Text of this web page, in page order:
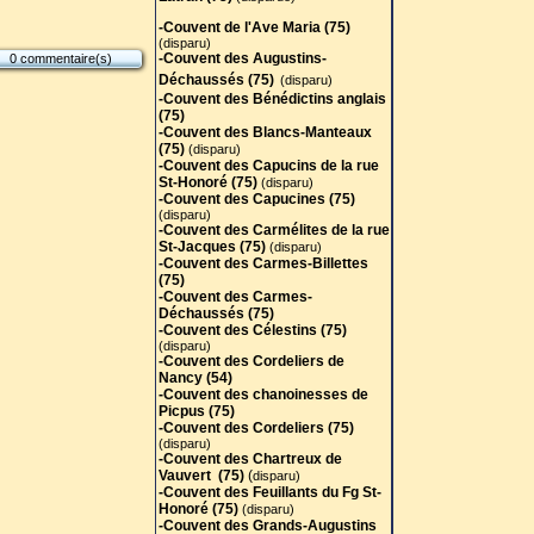
0 commentaire(s)
-Couvent de l'Ave Maria (75)
(disparu)
-Couvent des Augustins-
Déchaussés (75) (disparu)
-Couvent des Bénédictins anglais
(75)
-Couvent des Blancs-Manteaux
(75) (disparu)
-Couvent des Capucins de la rue
St-Honoré (75) (disparu)
-Couvent des Capucines (75)
(disparu)
-Couvent des Carmélites de la rue
St-Jacques (75) (disparu)
-Couvent des Carmes-Billettes
(75)
-Couvent des Carmes-
Déchaussés (75)
-Couvent des Célestins (75)
(disparu)
-Couvent des Cordeliers de
Nancy (54)
-Couvent des chanoinesses de
Picpus (75)
-Couvent des Cordeliers (75)
(disparu)
-Couvent des Chartreux de
Vauvert (75) (disparu)
-Couvent des Feuillants du Fg St-
Honoré (75) (disparu)
-Couvent des Grands-Augustins